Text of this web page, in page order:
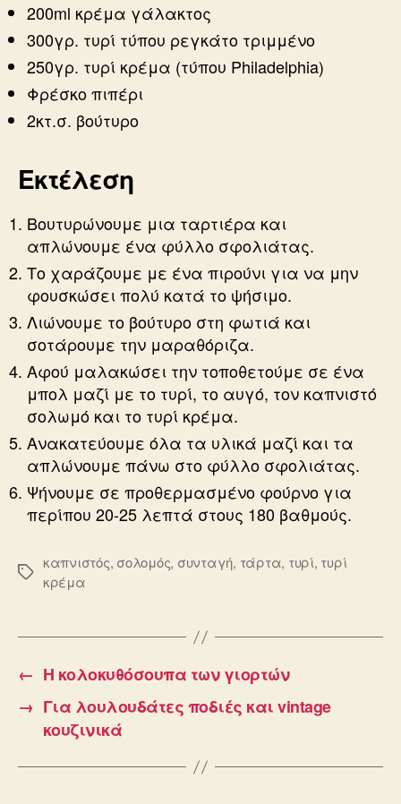
200ml κρέμα γάλακτος
300γρ. τυρί τύπου ρεγκάτο τριμμένο
250γρ. τυρί κρέμα (τύπου Philadelphia)
Φρέσκο πιπέρι
2κτ.σ. βούτυρο
Εκτέλεση
Βουτυρώνουμε μια ταρτιέρα και
απλώνουμε ένα φύλλο σφολιάτας.
Το χαράζουμε με ένα πιρούνι για να μην
φουσκώσει πολύ κατά το ψήσιμο.
Λιώνουμε το βούτυρο στη φωτιά και
σοτάρουμε την μαραθόριζα.
Αφού μαλακώσει την τοποθετούμε σε ένα
μπολ μαζί με το τυρί, το αυγό, τον καπνιστό
σολωμό και το τυρί κρέμα.
Ανακατεύουμε όλα τα υλικά μαζί και τα
απλώνουμε πάνω στο φύλλο σφολιάτας.
Ψήνουμε σε προθερμασμένο φούρνο για
περίπου 20-25 λεπτά στους 180 βαθμούς.
Ετικέτες
καπνιστός, σολομός, συνταγή, τάρτα, τυρί, τυρί
κρέμα
← Η κολοκυθόσουπα των γιορτών
→ Για λουλουδάτες ποδιές και vintage
κουζινικά